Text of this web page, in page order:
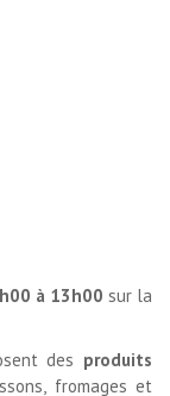
à 13h00 sur la
des produits
fromages et